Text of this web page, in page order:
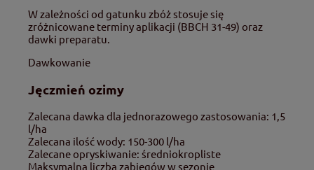
W zależności od gatunku zbóż stosuje się
zróżnicowane terminy aplikacji (BBCH 31-49) oraz
dawki preparatu.
Dawkowanie
Jęczmień ozimy
Zalecana dawka dla jednorazowego zastosowania: 1,5
l/ha
Zalecana ilość wody: 150-300 l/ha
Zalecane opryskiwanie: średniokropliste
Maksymalna liczba zabiegów w sezonie